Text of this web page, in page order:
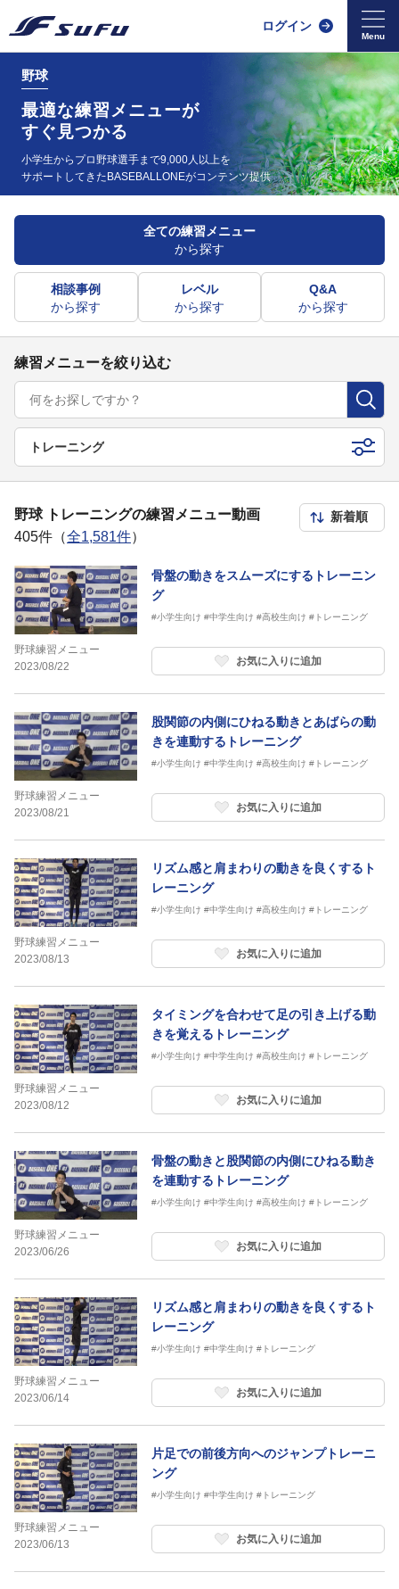
ログイン
野球
最適な練習メニューが
すぐ見つかる
小学生からプロ野球選手まで9,000人以上を
サポートしてきた BASEBALLONEがコンテンツ提供
全ての練習メニュー
から探す
相談事例
から探す
レベル
から探す
Q&A
から探す
練習メニューを絞り込む
トレーニング
野球 トレーニングの練習メニュー動画
405件（全1,581件）
野球練習メニュー
2023/08/22
骨盤の動きをスムーズにするトレーニン
グ
#小学生向け #中学生向け #高校生向け #トレーニング
お気に入りに追加
野球練習メニュー
2023/08/21
股関節の内側にひねる動きとあばらの動
きを連動するトレーニング
#小学生向け #中学生向け #高校生向け #トレーニング
お気に入りに追加
野球練習メニュー
2023/08/13
リズム感と肩まわりの動きを良くするト
レーニング
#小学生向け #中学生向け #高校生向け #トレーニング
お気に入りに追加
野球練習メニュー
2023/08/12
タイミングを合わせて足の引き上げる動
きを覚えるトレーニング
#小学生向け #中学生向け #高校生向け #トレーニング
お気に入りに追加
野球練習メニュー
2023/06/26
骨盤の動きと股関節の内側にひねる動き
を連動するトレーニング
#小学生向け #中学生向け #高校生向け #トレーニング
お気に入りに追加
野球練習メニュー
2023/06/14
リズム感と肩まわりの動きを良くするト
レーニング
#小学生向け #中学生向け #トレーニング
お気に入りに追加
野球練習メニュー
2023/06/13
片足での前後方向へのジャンプトレーニ
ング
#小学生向け #中学生向け #トレーニング
お気に入りに追加